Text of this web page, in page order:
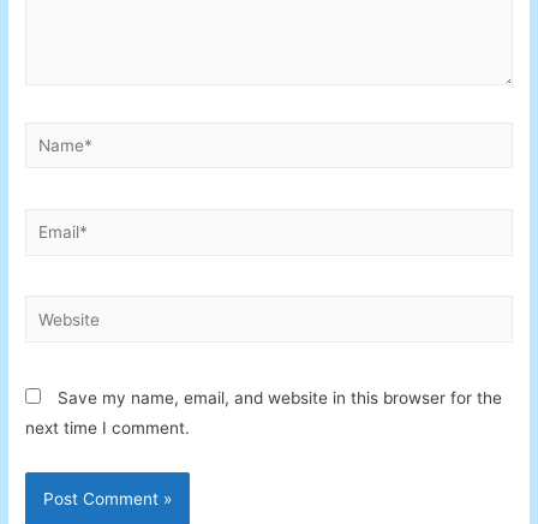
Name*
Email*
Website
Save my name, email, and website in this browser for the
next time I comment.